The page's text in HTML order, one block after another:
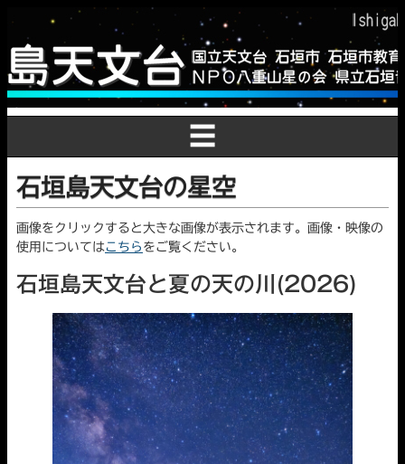
☰
石垣島天文台の星空
画像をクリックすると大きな画像が表示されます。画像・映像の
使用についてはこちら をご覧ください。
石垣島天文台と夏の天の川(2026)